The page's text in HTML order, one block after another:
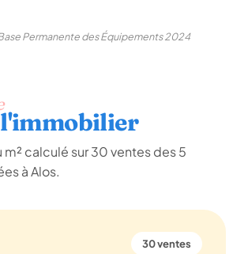
Permanente des Équipements 2024
m² calculé sur 30 ventes des 5
à Alos.
30 ventes